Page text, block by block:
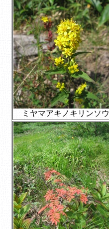
ミヤマアキノキリンソウ